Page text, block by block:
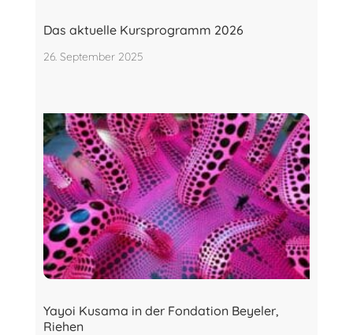
Das aktuelle Kursprogramm 2026
26. September 2025
Yayoi Kusama in der Fondation Beyeler,
Riehen